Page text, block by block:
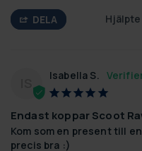
DELA
Isabella S.
Endast koppar Scoot
Kom som en present till
precis bra :)